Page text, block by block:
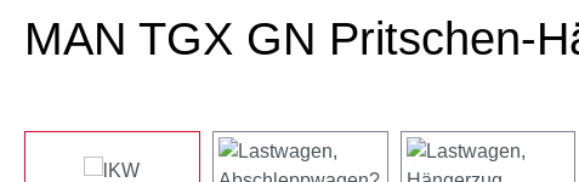
MAN TGX GN Pritschen-
Bildergalerie überspringen